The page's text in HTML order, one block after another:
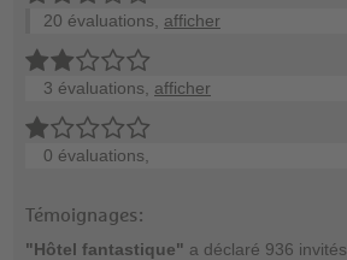
20 évaluations, afficher
3 évaluations, afficher
0 évaluations,
Témoignages:
"Hôtel fantastique" a déclaré 936 invités